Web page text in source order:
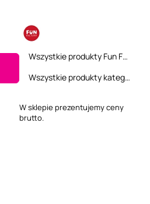
Wszystkie produkty Fun Factory
Wszystkie produkty kategorii
W sklepie prezentujemy ceny
brutto.